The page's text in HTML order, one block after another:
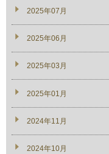
2025年07月
2025年06月
2025年03月
2025年01月
2024年11月
2024年10月